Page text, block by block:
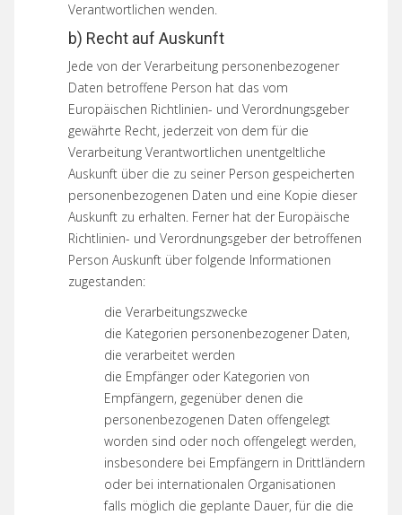
Verantwortlichen wenden.
b) Recht auf Auskunft
Jede von der Verarbeitung personenbezogener
Daten betroffene Person hat das vom
Europäischen Richtlinien- und Verordnungsgeber
gewährte Recht, jederzeit von dem für die
Verarbeitung Verantwortlichen unentgeltliche
Auskunft über die zu seiner Person gespeicherten
personenbezogenen Daten und eine Kopie dieser
Auskunft zu erhalten. Ferner hat der Europäische
Richtlinien- und Verordnungsgeber der betroffenen
Person Auskunft über folgende Informationen
zugestanden:
die Verarbeitungszwecke
die Kategorien personenbezogener Daten,
die verarbeitet werden
die Empfänger oder Kategorien von
Empfängern, gegenüber denen die
personenbezogenen Daten offengelegt
worden sind oder noch offengelegt werden,
insbesondere bei Empfängern in Drittländern
oder bei internationalen Organisationen
falls möglich die geplante Dauer, für die die